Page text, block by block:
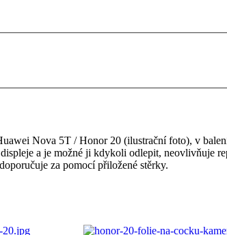
Nova 5T / Honor 20 (ilustrační foto), v
a je možné ji kdykoli odlepit, neovlivňuje
za pomocí přiložené stěrky.